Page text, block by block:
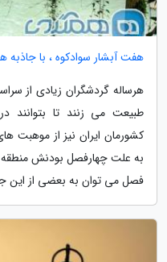
هفت آبشار سوادکوه ، با جاذبه
هرساله گردشگران زیادی از
طبیعت می زنند تا بتوانند
کشورمان ایران نیز از موهبت
به علت چهارفصل بودنش منطقه
فصل می توان به بعضی از این